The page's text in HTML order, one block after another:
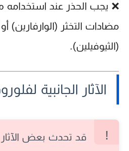
❌ يجب الحذر عند استخدامه
مضادات التخثر (الوارفارين) أو
(الثيوفيلين).
الآثار الجانبية
قد تحدث بعض الآثار